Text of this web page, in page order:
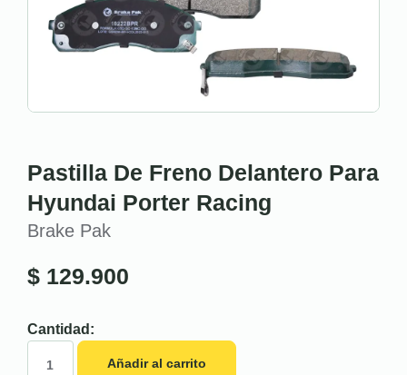
Pastilla De Freno Delantero Para
Hyundai Porter Racing
Brake Pak
$ 129.900
Cantidad:
Añadir al carrito